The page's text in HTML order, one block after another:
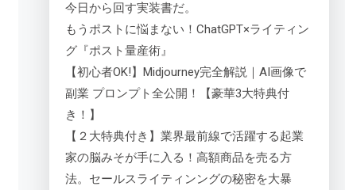
今日から回す実装書だ。
もうポストに悩まない！ChatGPT×ライティン
グ『ポスト量産術』
【初心者OK!】Midjourney完全解説｜AI画像で
副業 プロンプト全公開！【豪華3大特典付
き！】
【２大特典付き】業界最前線で活躍する起業
家の脳みそが手に入る！高額商品を売る方
法。セールスライティンングの秘密を大暴